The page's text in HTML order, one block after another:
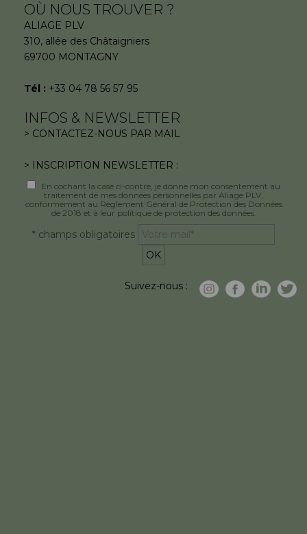
OÙ NOUS TROUVER ?
ALIAGE PLV
310, allée des Châtaigniers
69700 MONTAGNY
Tél : +33 04 78 56 57 95
INFOS & NEWSLETTER
> CONTACTEZ-NOUS PAR MAIL
> INSCRIPTION NEWSLETTER :
En cochant la case ci-contre, je donne mon consentement au
traitement de mes données personnelles par Aliage PLV,
conformément au Règlement Général de Protection des Données
de 2018 et à leur politique de protection des données.
* champs obligatoires
Suivez-nous :